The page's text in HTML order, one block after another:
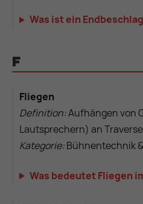
Was ist ein
F
Fliegen
Definition:Aufhängen von
Lautsprechern) an
Kategorie:Bühnentechnik
Was bedeutet Fliegen